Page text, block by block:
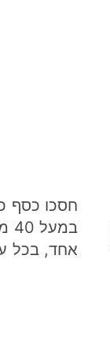
אחד, בכל